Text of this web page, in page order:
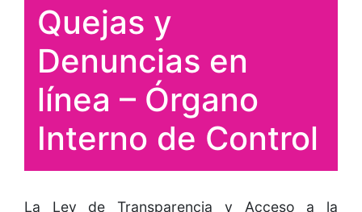
Quejas y
Denuncias en
línea – Órgano
Interno de Control
La Ley de Transparencia y Acceso a la